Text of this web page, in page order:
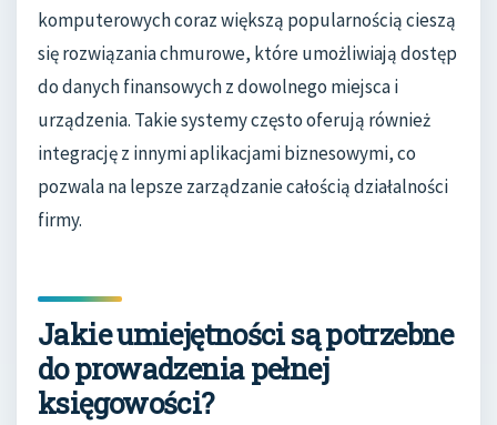
komputerowych coraz większą popularnością cieszą
się rozwiązania chmurowe, które umożliwiają dostęp
do danych finansowych z dowolnego miejsca i
urządzenia. Takie systemy często oferują również
integrację z innymi aplikacjami biznesowymi, co
pozwala na lepsze zarządzanie całością działalności
firmy.
Jakie umiejętności są potrzebne
do prowadzenia pełnej
księgowości?